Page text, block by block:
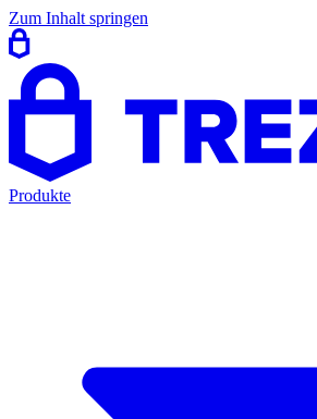
Zum Inhalt springen
Produkte